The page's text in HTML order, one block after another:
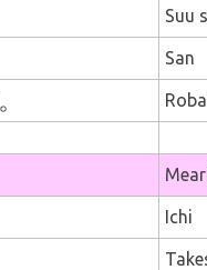
Suu
San
Ichi